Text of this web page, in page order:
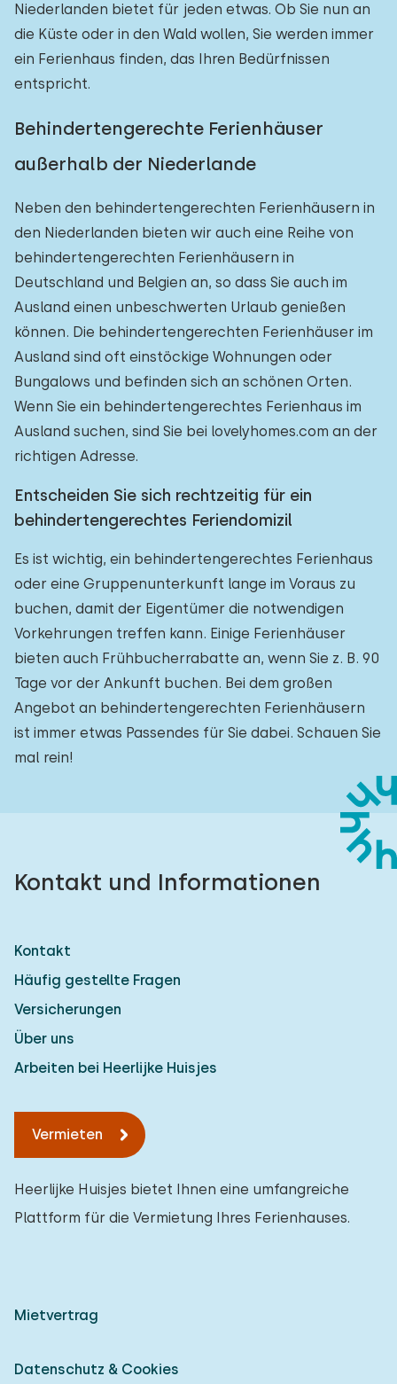
Niederlanden bietet für jeden etwas. Ob Sie nun an
die Küste oder in den Wald wollen, Sie werden immer
ein Ferienhaus finden, das Ihren Bedürfnissen
entspricht.
Behindertengerechte Ferienhäuser
außerhalb der Niederlande
Neben den behindertengerechten Ferienhäusern in
den Niederlanden bieten wir auch eine Reihe von
behindertengerechten Ferienhäusern in
Deutschland und Belgien an, so dass Sie auch im
Ausland einen unbeschwerten Urlaub genießen
können. Die behindertengerechten Ferienhäuser im
Ausland sind oft einstöckige Wohnungen oder
Bungalows und befinden sich an schönen Orten.
Wenn Sie ein behindertengerechtes Ferienhaus im
Ausland suchen, sind Sie bei lovelyhomes.com an der
richtigen Adresse.
Entscheiden Sie sich rechtzeitig für ein
behindertengerechtes Feriendomizil
Es ist wichtig, ein behindertengerechtes Ferienhaus
oder eine Gruppenunterkunft lange im Voraus zu
buchen, damit der Eigentümer die notwendigen
Vorkehrungen treffen kann. Einige Ferienhäuser
bieten auch Frühbucherrabatte an, wenn Sie z. B. 90
Tage vor der Ankunft buchen. Bei dem großen
Angebot an behindertengerechten Ferienhäusern
ist immer etwas Passendes für Sie dabei. Schauen Sie
mal rein!
Kontakt und Informationen
Kontakt
Häufig gestellte Fragen
Versicherungen
Über uns
Arbeiten bei Heerlijke Huisjes
Vermieten
Heerlijke Huisjes bietet Ihnen eine umfangreiche
Plattform für die Vermietung Ihres Ferienhauses.
Mietvertrag
Datenschutz & Cookies